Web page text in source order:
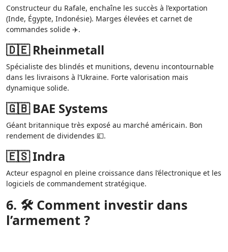
Constructeur du Rafale, enchaîne les succès à l’exportation
(Inde, Égypte, Indonésie). Marges élevées et carnet de
commandes solide ✈️.
🇩🇪 Rheinmetall
Spécialiste des blindés et munitions, devenu incontournable
dans les livraisons à l’Ukraine. Forte valorisation mais
dynamique solide.
🇬🇧 BAE Systems
Géant britannique très exposé au marché américain. Bon
rendement de dividendes 💷.
🇪🇸 Indra
Acteur espagnol en pleine croissance dans l’électronique et les
logiciels de commandement stratégique.
6. 🛠️ Comment investir dans
l’armement ?